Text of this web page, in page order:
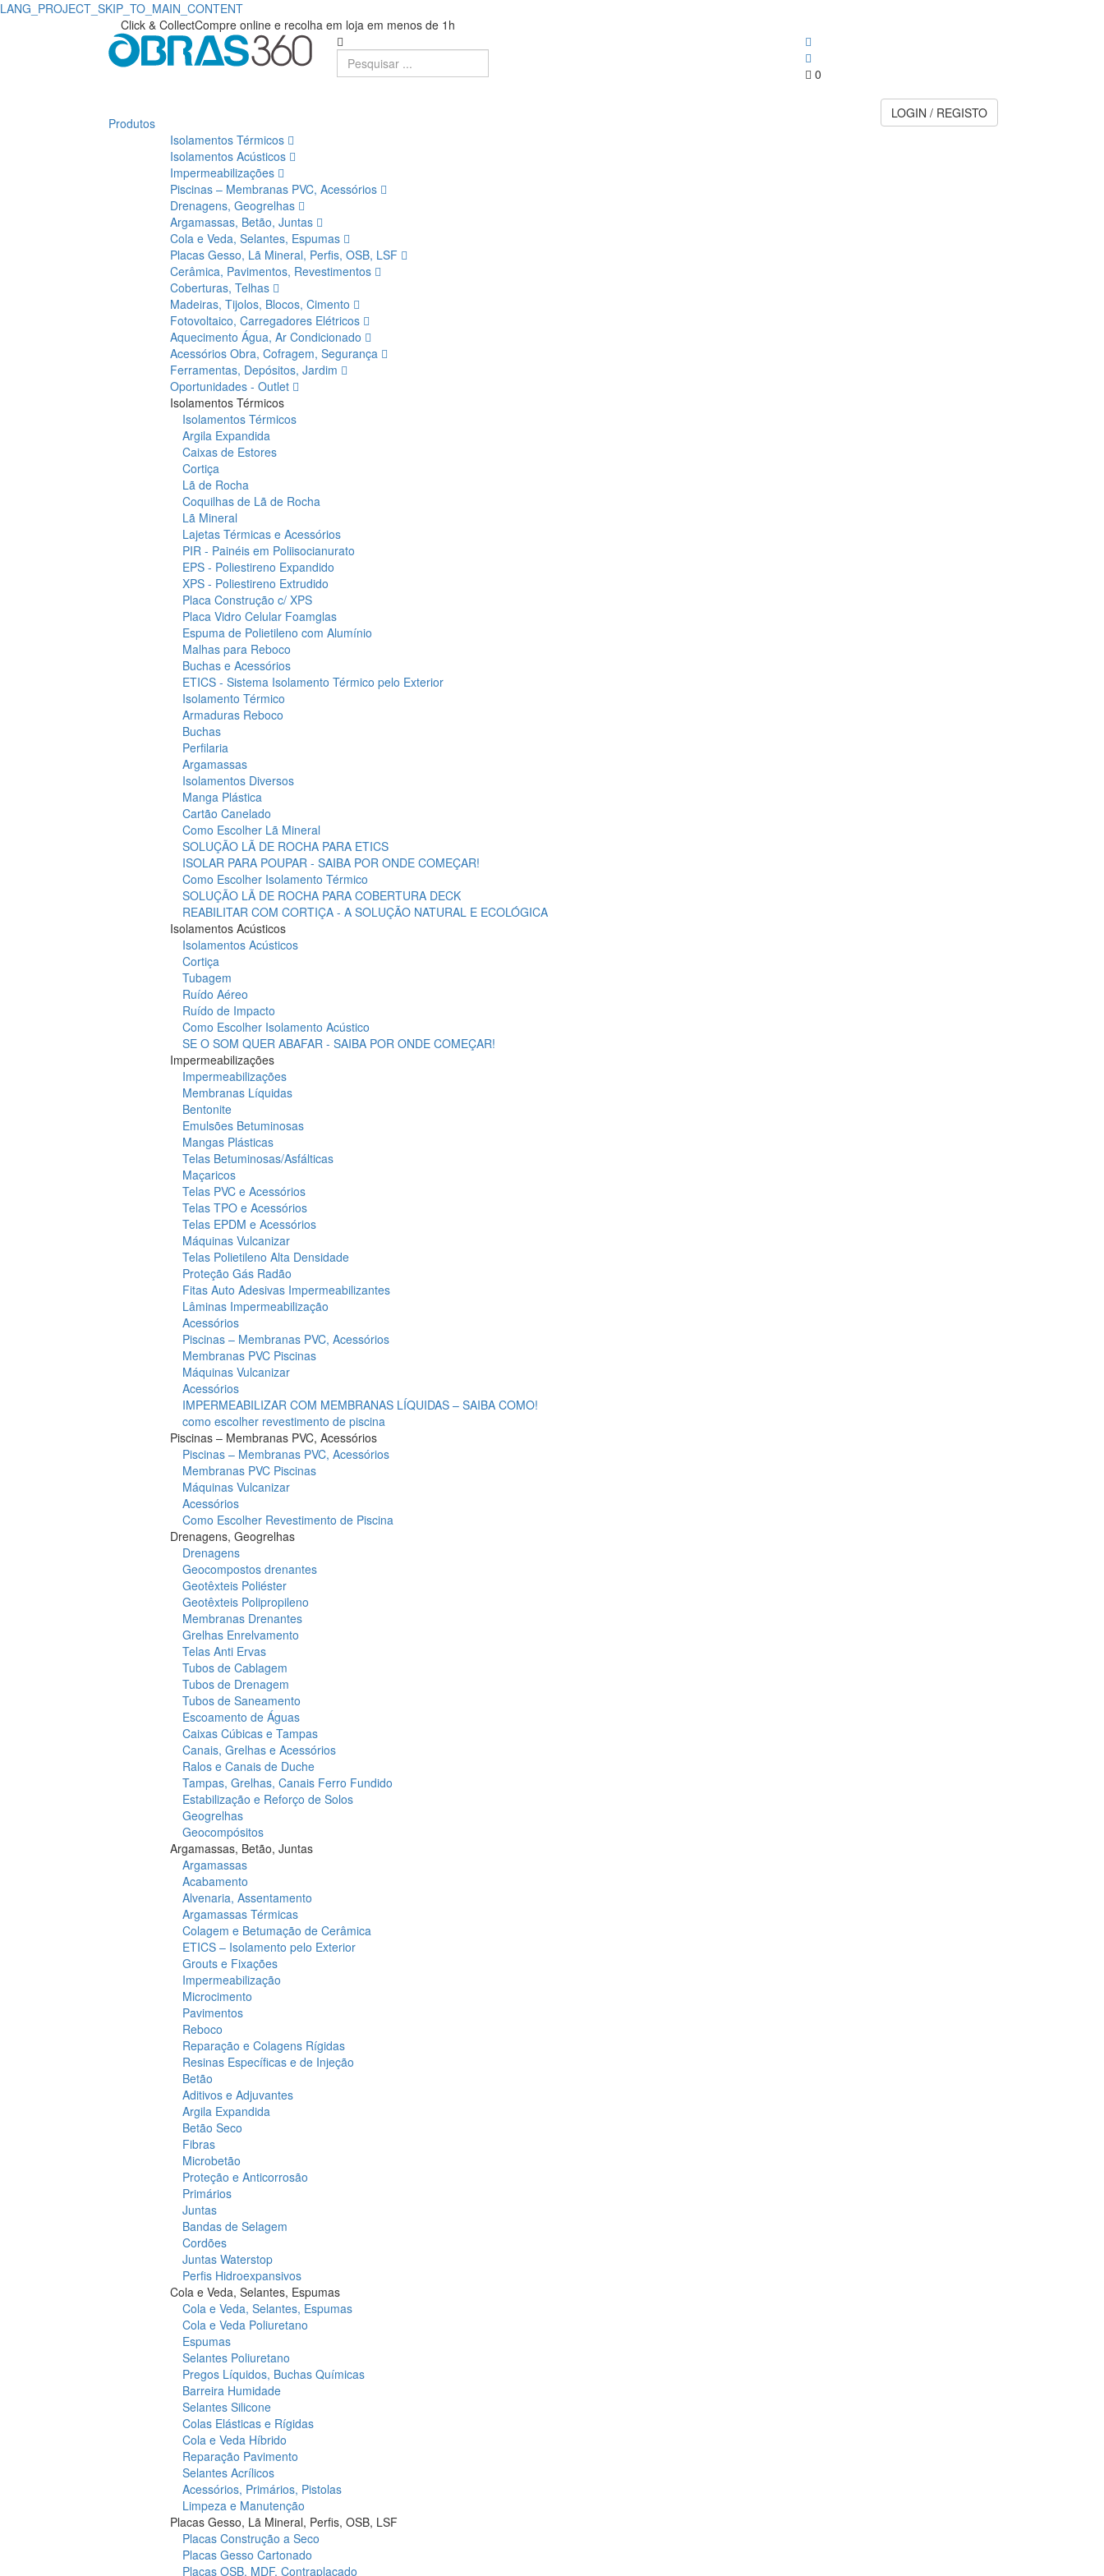
LANG_PROJECT_SKIP_TO_MAIN_CONTENT
Click & CollectCompre online e recolha em loja em menos de 1h
0
Produtos
Isolamentos Térmicos
Isolamentos Acústicos
Impermeabilizações
Piscinas – Membranas PVC, Acessórios
Drenagens, Geogrelhas
Argamassas, Betão, Juntas
Cola e Veda, Selantes, Espumas
Placas Gesso, Lã Mineral, Perfis, OSB, LSF
Cerâmica, Pavimentos, Revestimentos
Coberturas, Telhas
Madeiras, Tijolos, Blocos, Cimento
Fotovoltaico, Carregadores Elétricos
Aquecimento Água, Ar Condicionado
Acessórios Obra, Cofragem, Segurança
Ferramentas, Depósitos, Jardim
Oportunidades - Outlet
Isolamentos Térmicos
Isolamentos Térmicos
Argila Expandida
Caixas de Estores
Cortiça
Lã de Rocha
Coquilhas de Lã de Rocha
Lã Mineral
Lajetas Térmicas e Acessórios
PIR - Painéis em Poliisocianurato
EPS - Poliestireno Expandido
XPS - Poliestireno Extrudido
Placa Construção c/ XPS
Placa Vidro Celular Foamglas
Espuma de Polietileno com Alumínio
Malhas para Reboco
Buchas e Acessórios
ETICS - Sistema Isolamento Térmico pelo Exterior
Isolamento Térmico
Armaduras Reboco
Buchas
Perfilaria
Argamassas
Isolamentos Diversos
Manga Plástica
Cartão Canelado
Como Escolher Lã Mineral
SOLUÇÃO LÃ DE ROCHA PARA ETICS
ISOLAR PARA POUPAR - SAIBA POR ONDE COMEÇAR!
Como Escolher Isolamento Térmico
SOLUÇÃO LÃ DE ROCHA PARA COBERTURA DECK
REABILITAR COM CORTIÇA - A SOLUÇÃO NATURAL E ECOLÓGICA
Isolamentos Acústicos
Isolamentos Acústicos
Cortiça
Tubagem
Ruído Aéreo
Ruído de Impacto
Como Escolher Isolamento Acústico
SE O SOM QUER ABAFAR - SAIBA POR ONDE COMEÇAR!
Impermeabilizações
Impermeabilizações
Membranas Líquidas
Bentonite
Emulsões Betuminosas
Mangas Plásticas
Telas Betuminosas/Asfálticas
Maçaricos
Telas PVC e Acessórios
Telas TPO e Acessórios
Telas EPDM e Acessórios
Máquinas Vulcanizar
Telas Polietileno Alta Densidade
Proteção Gás Radão
Fitas Auto Adesivas Impermeabilizantes
Lâminas Impermeabilização
Acessórios
Piscinas – Membranas PVC, Acessórios
Membranas PVC Piscinas
Máquinas Vulcanizar
Acessórios
IMPERMEABILIZAR COM MEMBRANAS LÍQUIDAS – SAIBA COMO!
como escolher revestimento de piscina
Piscinas – Membranas PVC, Acessórios
Piscinas – Membranas PVC, Acessórios
Membranas PVC Piscinas
Máquinas Vulcanizar
Acessórios
Como Escolher Revestimento de Piscina
Drenagens, Geogrelhas
Drenagens
Geocompostos drenantes
Geotêxteis Poliéster
Geotêxteis Polipropileno
Membranas Drenantes
Grelhas Enrelvamento
Telas Anti Ervas
Tubos de Cablagem
Tubos de Drenagem
Tubos de Saneamento
Escoamento de Águas
Caixas Cúbicas e Tampas
Canais, Grelhas e Acessórios
Ralos e Canais de Duche
Tampas, Grelhas, Canais Ferro Fundido
Estabilização e Reforço de Solos
Geogrelhas
Geocompósitos
Argamassas, Betão, Juntas
Argamassas
Acabamento
Alvenaria, Assentamento
Argamassas Térmicas
Colagem e Betumação de Cerâmica
ETICS – Isolamento pelo Exterior
Grouts e Fixações
Impermeabilização
Microcimento
Pavimentos
Reboco
Reparação e Colagens Rígidas
Resinas Específicas e de Injeção
Betão
Aditivos e Adjuvantes
Argila Expandida
Betão Seco
Fibras
Microbetão
Proteção e Anticorrosão
Primários
Juntas
Bandas de Selagem
Cordões
Juntas Waterstop
Perfis Hidroexpansivos
Cola e Veda, Selantes, Espumas
Cola e Veda, Selantes, Espumas
Cola e Veda Poliuretano
Espumas
Selantes Poliuretano
Pregos Líquidos, Buchas Químicas
Barreira Humidade
Selantes Silicone
Colas Elásticas e Rígidas
Cola e Veda Híbrido
Reparação Pavimento
Selantes Acrílicos
Acessórios, Primários, Pistolas
Limpeza e Manutenção
Placas Gesso, Lã Mineral, Perfis, OSB, LSF
Placas Construção a Seco
Placas Gesso Cartonado
Placas OSB, MDF, Contraplacado
LOGIN / REGISTO